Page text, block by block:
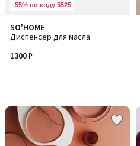
-55% по коду 5525
SO'HOME
Диспенсер для масла
1300 ₽